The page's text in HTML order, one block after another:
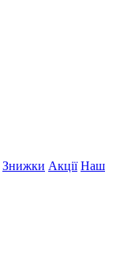
Знижки Акції Наш